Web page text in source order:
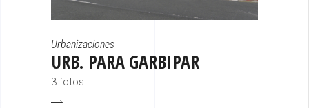
Urbanizaciones
URB. PARA GARBIPAR
3 fotos